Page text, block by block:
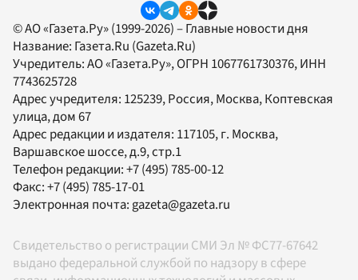
© АО «Газета.Ру» (1999-2026) – Главные новости дня
Название: Газета.Ru (Gazeta.Ru)
Учредитель:АО «Газета.Ру», ОГРН 1067761730376, ИНН
7743625728
Адрес учредителя: 125239, Россия, Москва, Коптевская
улица, дом 67
Адрес редакции и издателя: 117105, г. Москва,
Варшавское шоссе, д.9, стр.1
Телефон редакции:+7 (495) 785-00-12
Факс:+7 (495) 785-17-01
Электронная почта: gazeta@gazeta.ru
Свидетельство о регистрации СМИ Эл № ФС77-67642
выдано федеральной службой по надзору в сфере